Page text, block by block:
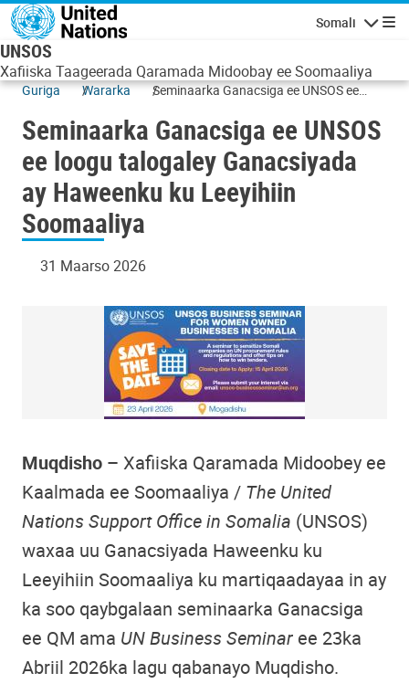
Skip to main content
Somali
UNSOS
Xafiiska Taageerada Qaramada Midoobay ee Soomaaliya
Guriga Wararka
Seminaarka Ganacsiga ee UNSOS ee
Haweenku ku Leeyihiin Soomaaliya
Seminaarka Ganacsiga ee UNSOS
ee loogu talogaley Ganacsiyada
ay Haweenku ku Leeyihiin
Soomaaliya
31 Maarso 2026
Muqdisho – Xafiiska Qaramada Midoobey ee
Kaalmada ee Soomaaliya / The United
Nations Support Office in Somalia (UNSOS)
waxaa uu Ganacsiyada Haweenku ku
Leeyihiin Soomaaliya ku martiqaadayaa in ay
ka soo qaybgalaan seminaarka Ganacsiga
ee QM ama UN Business Seminar ee 23ka
Abriil 2026ka lagu qabanayo Muqdisho.